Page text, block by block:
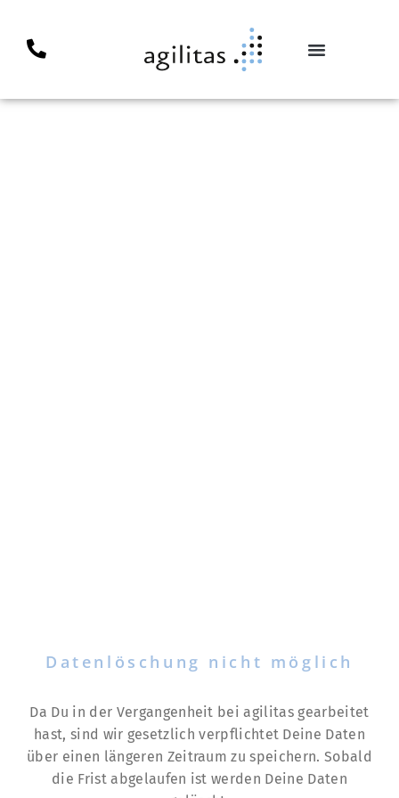
Datenlöschung nicht möglich
Da Du in der Vergangenheit bei agilitas gearbeitet
hast, sind wir gesetzlich verpflichtet Deine Daten
über einen längeren Zeitraum zu speichern. Sobald
die Frist abgelaufen ist werden Deine Daten